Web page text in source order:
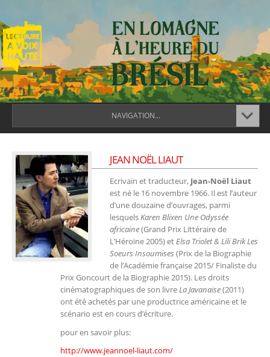
NAVIGATION...
JEAN NOËL LIAUT
Ecrivain et traducteur, Jean-Noël Liaut
est né le 16 novembre 1966. Il est l’auteur
d’une douzaine d’ouvrages, parmi
lesquelsKaren Blixen Une Odyssée
africaine(Grand Prix Littéraire de
L’Héroïne 2005) etElsa Triolet & Lili Brik Les
Soeurs Insoumises (Prix de la Biographie
de l’Académie française 2015/ Finaliste du
Prix Goncourt de la Biographie 2015). Les droits
cinématographiques de son livreLa Javanaise(2011)
ont été achetés par une productrice américaine et le
scénario est en cours d’écriture.
pour en savoir plus:
http://www.jeannoel-liaut.com/